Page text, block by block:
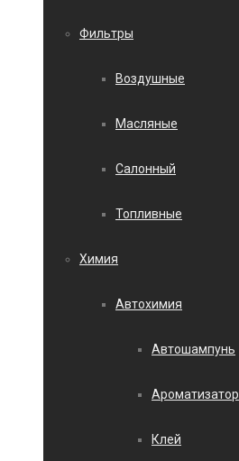
Фильтры
Воздушные
Масляные
Салонный
Топливные
Химия
Автохимия
Автошампунь
Ароматизатор
Клей